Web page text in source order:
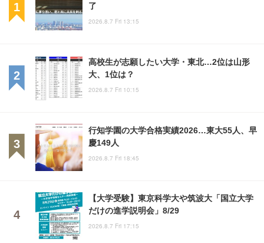
了
2026.8.7 Fri 13:15
高校生が志願したい大学・東北…2位は山形
大、1位は？
2026.8.7 Fri 10:15
行知学園の大学合格実績2026…東大55人、早
慶149人
2026.8.7 Fri 18:45
【大学受験】東京科学大や筑波大「国立大学
だけの進学説明会」8/29
2026.8.7 Fri 17:15